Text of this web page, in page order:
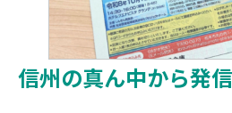
信州の真ん中から発信